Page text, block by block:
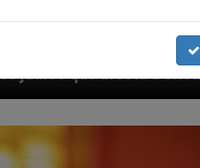
(y no sólo) en Tierra